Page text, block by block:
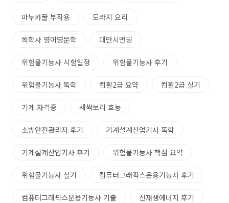
마누카꿀 부작용 도라지 요리
독학사 영어영문학 대만시먼딩
위험물기능사 시험일정 위험물기능사 후기
위험물기능사 독학 컴활2급 요약 컴활2급 실기
기계 자격증 새싹보리 효능
소방안전관리자 후기 기계설계산업기사 독학
기계설계산업기사 후기 위험물기능사 핵심 요약
위험물기능사 실기 컴퓨터그래픽스운용기능사 후기
컴퓨터그래픽스운용기능사 기출 신재생에너지 후기